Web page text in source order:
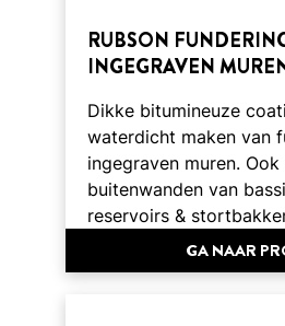
RUBSON
INGEGRAVEN
Dikke bitumineuze
waterdicht maken van
ingegraven muren.
buitenwanden van
reservoirs &
GA NAAR